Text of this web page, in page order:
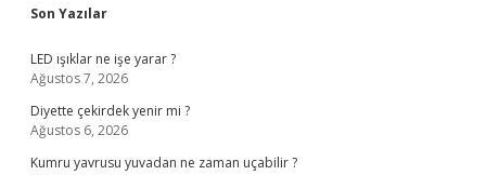
Sidebar
Son Yazılar
LED ışıklar ne işe yarar ?
Ağustos 7, 2026
Diyette çekirdek yenir mi ?
Ağustos 6, 2026
Kumru yavrusu yuvadan ne zaman uçabilir ?